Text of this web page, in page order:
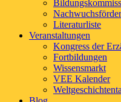
Literaturliste
Veranstaltungen
Kongress der
Fortbildungen
Wissensmarkt
VEE Kalender